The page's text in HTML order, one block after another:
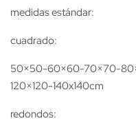
medidas estándar:
cuadrado:
50×50-60×60-70×70-
120×120-140x140cm
redondos: